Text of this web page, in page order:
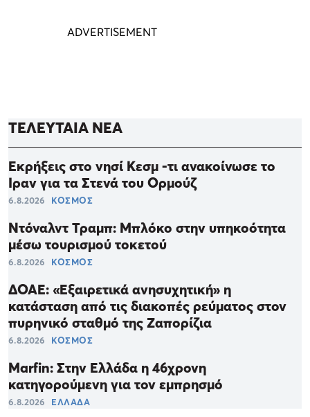
ΤΕΛΕΥΤΑΙΑ ΝΕΑ
Εκρήξεις στο νησί Κεσμ -τι ανακοίνωσε το
Ιραν για τα Στενά του Ορμούζ
6.8.2026 ΚΟΣΜΟΣ
Ντόναλντ Τραμπ: Μπλόκο στην υπηκοότητα
μέσω τουρισμού τοκετού
6.8.2026 ΚΟΣΜΟΣ
ΔΟΑΕ: «Εξαιρετικά ανησυχητική» η
κατάσταση από τις διακοπές ρεύματος στον
πυρηνικό σταθμό της Ζαπορίζια
6.8.2026 ΚΟΣΜΟΣ
Marfin: Στην Ελλάδα η 46χρονη
κατηγορούμενη για τον εμπρησμό
6.8.2026 ΕΛΛΑΔΑ